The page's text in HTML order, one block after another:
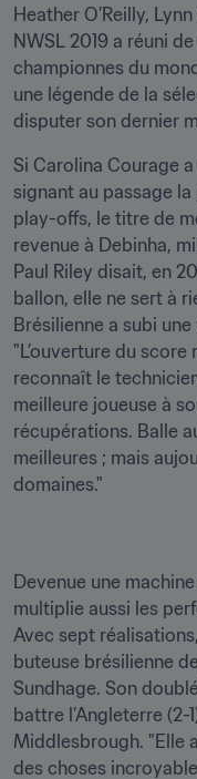
Heather O’Reilly,
NWSL 2019 a réuni
championnes du
une légende de la
disputer son dernier
Si Carolina Courage
signant au passage
play-offs, le titre de
revenue à Debinha,
Paul Riley disait, en
ballon, elle ne sert à
Brésilienne a subi
"L’ouverture du score
reconnaît le
meilleure joueuse à
récupérations. Balle
meilleures ; mais
domaines."
Devenue une
multiplie aussi les
Avec sept
buteuse brésilienne
Sundhage. Son
battre l’Angleterre (2-
Middlesbrough. "Elle
des choses